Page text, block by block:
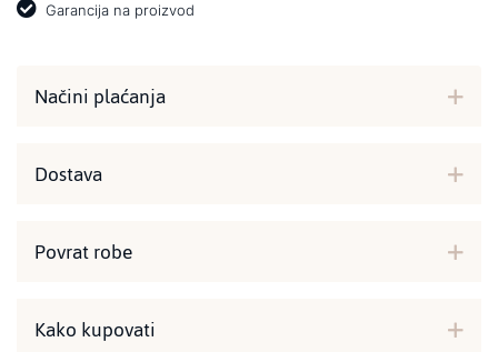
Garancija na proizvod
Načini plaćanja
Dostava
Povrat robe
Kako kupovati